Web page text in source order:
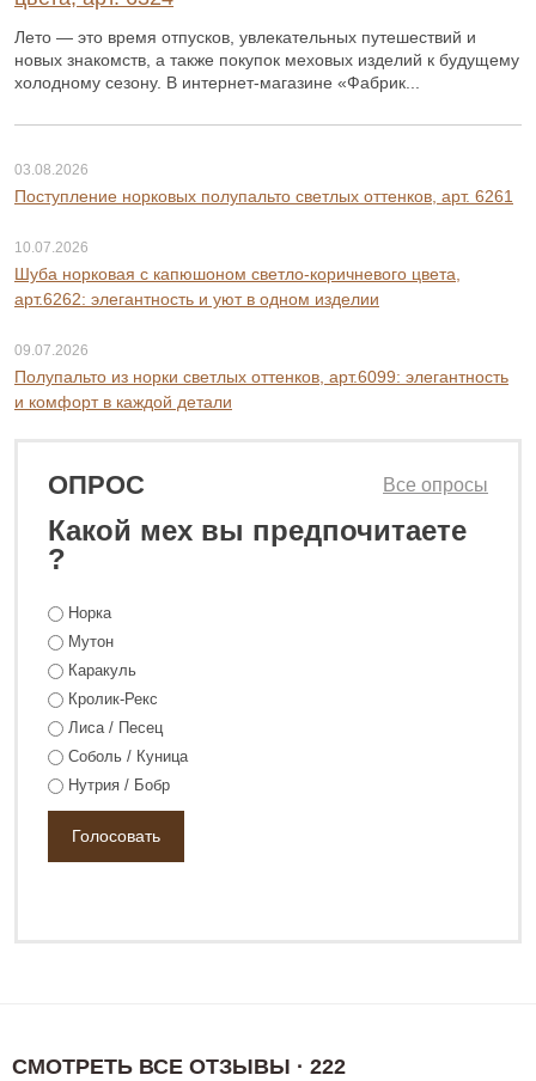
0 ₽ 138 800 ₽
Лето — это время отпусков, увлекательных путешествий и
новых знакомств, а также покупок меховых изделий к будущему
холодному сезону. В интернет-магазине «Фабрик...
03.08.2026
Поступление норковых полупальто светлых оттенков, арт. 6261
10.07.2026
Шуба норковая с капюшоном светло-коричневого цвета,
арт.6262: элегантность и уют в одном изделии
09.07.2026
Полупальто из норки светлых оттенков, арт.6099: элегантность
и комфорт в каждой детали
ОПРОС
Какой мех вы предпочитаете
?
Все опросы
Норка
Мутон
Каракуль
Кролик-Рекс
Лиса / Песец
Соболь / Куница
Нутрия / Бобр
СМОТРЕТЬ ВСЕ ОТЗЫВЫ · 222